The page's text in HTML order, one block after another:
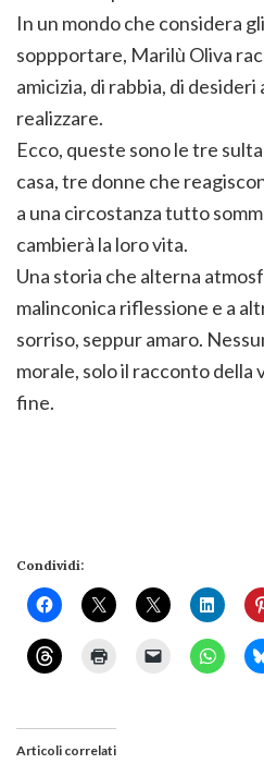
In un mondo che considera
soppportare, Marilù Oliva
amicizia, di rabbia, di desideri
realizzare.
Ecco, queste sono le tre
casa, tre donne che
a una circostanza tutto
cambierà la loro vita.
Una storia che alterna
malinconica riflessione e a
sorriso, seppur amaro.
morale, solo il racconto della
fine.
Condividi:
Articoli correlati